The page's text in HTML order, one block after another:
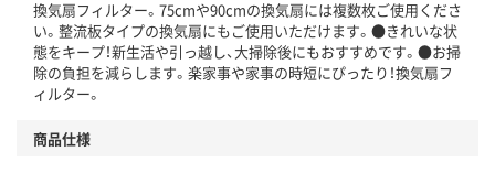
換気扇フィルター。75cmや90cmの換気扇には複数枚ご使用くださ
い。整流板タイプの換気扇にもご使用いただけます。●きれいな状
態をキープ！新生活や引っ越し、大掃除後にもおすすめです。●お掃
除の負担を減らします。楽家事や家事の時短にぴったり！換気扇フ
ィルター。
商品仕様